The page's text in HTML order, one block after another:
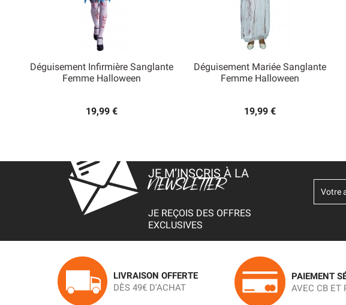
Déguisement Infirmière Sanglante
Femme Halloween
19,99 €
Aperçu rapide
Déguisement Mariée Sanglante
Femme Halloween
19,99 €
Aperçu rapide
JE M’INSCRIS À LA
NEWSLETTER
JE REÇOIS DES OFFRES
EXCLUSIVES
LIVRAISON OFFERTE
DÈS 49€ D'ACHAT
PAIEMENT
AVEC CB ET